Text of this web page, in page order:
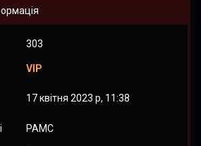
303
VIP
17 квітня 2023 р, 11:38
PAMC